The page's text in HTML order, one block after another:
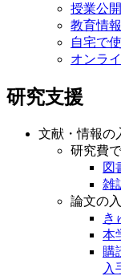
授業公
教育情
自宅で
オンラ
研究支援
文献・情報の
研究費
図
雑
論文の
き
本
購
入